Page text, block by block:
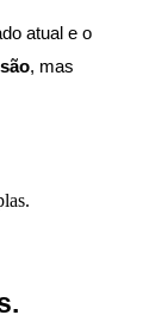
atual e o
, mas